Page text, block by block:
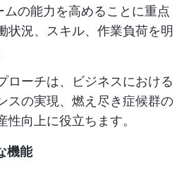
の能力を高めることに重点
状況、スキル、作業負荷を明
ローチは、ビジネスにおける
スの実現、燃え尽き症候群の
性向上に役立ちます。
機能